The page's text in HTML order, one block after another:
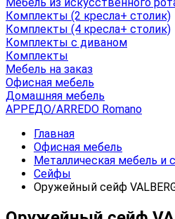
Комплекты (2 кресла+ столик)
Комплекты (4 кресла+ столик)
Комплекты с диваном
Комплекты
Мебель на заказ
Офисная мебель
Домашняя мебель
АРРЕДО/ARREDO Romano
Главная
Офисная мебель
Металлическая мебель и
Сейфы
Оружейный сейф